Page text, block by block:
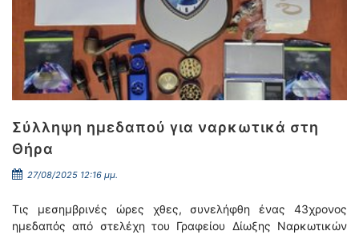
Σύλληψη ημεδαπού για ναρκωτικά στη
Θήρα
27/08/2025 12:16 μμ.
Τις μεσημβρινές ώρες χθες, συνελήφθη ένας 43χρονος
ημεδαπός από στελέχη του Γραφείου Δίωξης Ναρκωτικών